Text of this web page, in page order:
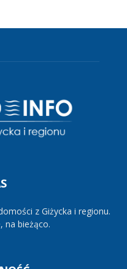
z Giżycka i regionu.
na bieżąco.